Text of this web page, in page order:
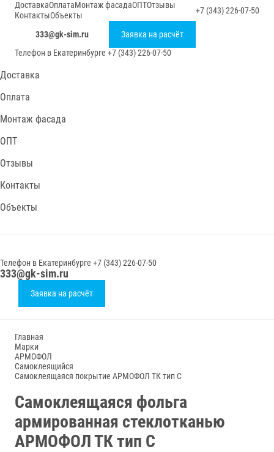
ДоставкаОплатаМонтаж фасадаОПТОтзывы
КонтактыОбъекты +7 (343) 226-07-50
333@gk-sim.ru
Заявка на расчёт
Телефон в Екатеринбурге +7 (343) 226-07-50
Доставка
Оплата
Монтаж фасада
ОПТ
Отзывы
Контакты
Объекты
Телефон в Екатеринбурге +7 (343) 226-07-50
333@gk-sim.ru
Заявка на расчёт
Главная
Марки
АРМОФОЛ
Самоклеящийся
Самоклеящаяся покрытие АРМОФОЛ ТК тип С
Самоклеящаяся фольга
армированная стеклотканью
АРМОФОЛ ТК тип С